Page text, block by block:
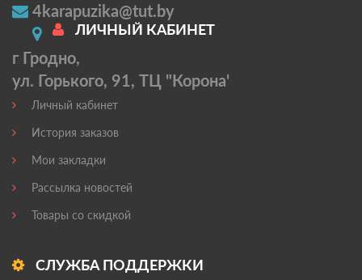
4karapuzika@tut.by
г Гродно,
ул. Горького, 91, ТЦ "Корона'
ЛИЧНЫЙ КАБИНЕТ
Личный кабинет
История заказов
Мои закладки
Рассылка новостей
Товары со скидкой
СЛУЖБА ПОДДЕРЖКИ